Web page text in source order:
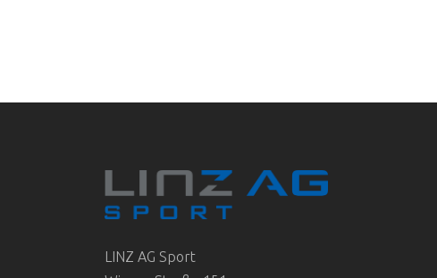
LINZ AG Sport